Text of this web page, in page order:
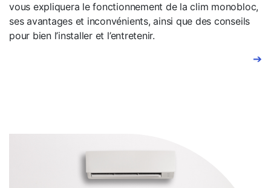
vous expliquera le fonctionnement de la clim monobloc,
ses avantages et inconvénients, ainsi que des conseils
pour bien l’installer et l’entretenir.
➔